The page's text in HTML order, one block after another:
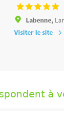
Labenne,
Visiter le site
à